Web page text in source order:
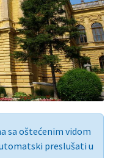
sa oštećenim vidom
preslušati u